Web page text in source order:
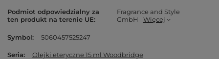
Podmiot odpowiedzialny za
ten produkt na terenie UE
Fragrance and Style
GmbH
Więcej
Symbol 5060457525247
Seria Olejki eteryczne 15 ml Woodbridge